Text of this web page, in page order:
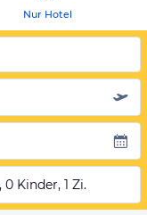
Nur Hotel
0 Kinder, 1 Zi.